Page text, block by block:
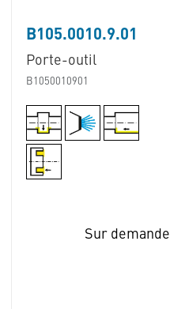
B105.0010.9.01
Porte-outil
B1050010901
Sur demande